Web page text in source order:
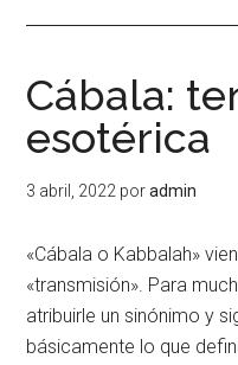
Cábala:
esotérica
3 abril, 2022 poradmin
«Cábala o Kabbalah»
«transmisión». Para
atribuirle un sinónimo y
básicamente lo que